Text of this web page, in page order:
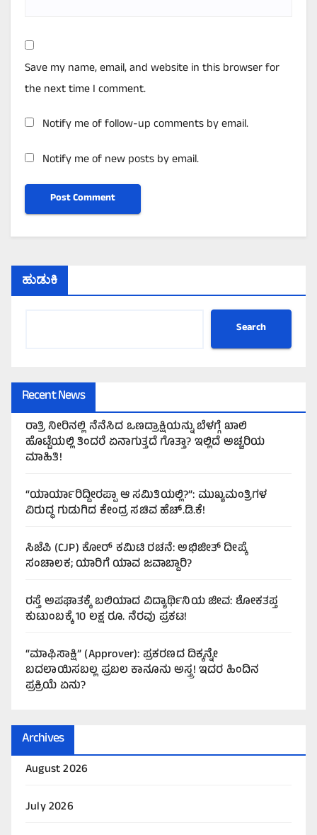
Save my name, email, and website in this browser for
the next time I comment.
Notify me of follow-up comments by email.
Notify me of new posts by email.
ಹುಡುಕಿ
Search
Recent News
ರಾತ್ರಿ ನೀರಿನಲ್ಲಿ ನೆನೆಸಿದ ಒಣದ್ರಾಕ್ಷಿಯನ್ನು ಬೆಳಗ್ಗೆ ಖಾಲಿ
ಹೊಟ್ಟೆಯಲ್ಲಿ ತಿಂದರೆ ಏನಾಗುತ್ತದೆ ಗೊತ್ತಾ? ಇಲ್ಲಿದೆ ಅಚ್ಚರಿಯ
ಮಾಹಿತಿ!
“ಯಾರ್ಯಾರಿದ್ದೀರಪ್ಪಾ ಆ ಸಮಿತಿಯಲ್ಲಿ?”: ಮುಖ್ಯಮಂತ್ರಿಗಳ
ವಿರುದ್ಧ ಗುಡುಗಿದ ಕೇಂದ್ರ ಸಚಿವ ಹೆಚ್.ಡಿ.ಕೆ!
ಸಿಜೆಪಿ (CJP) ಕೋರ್ ಕಮಿಟಿ ರಚನೆ: ಅಭಿಜೀತ್ ದೀಪ್ಕೆ
ಸಂಚಾಲಕ; ಯಾರಿಗೆ ಯಾವ ಜವಾಬ್ದಾರಿ?
ರಸ್ತೆ ಅಪಘಾತಕ್ಕೆ ಬಲಿಯಾದ ವಿದ್ಯಾರ್ಥಿನಿಯ ಜೀವ: ಶೋಕತಪ್ತ
ಕುಟುಂಬಕ್ಕೆ 10 ಲಕ್ಷ ರೂ. ನೆರವು ಪ್ರಕಟ!
“ಮಾಫಿಸಾಕ್ಷಿ” (Approver): ಪ್ರಕರಣದ ದಿಕ್ಕನ್ನೇ
ಬದಲಾಯಿಸಬಲ್ಲ ಪ್ರಬಲ ಕಾನೂನು ಅಸ್ತ್ರ! ಇದರ ಹಿಂದಿನ
ಪ್ರಕ್ರಿಯೆ ಏನು?
Archives
August 2026
July 2026